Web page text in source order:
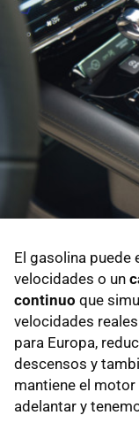
El gasolina puede
velocidades o un
continuo que
velocidades
para Europa,
descensos y
mantiene el
adelantar y